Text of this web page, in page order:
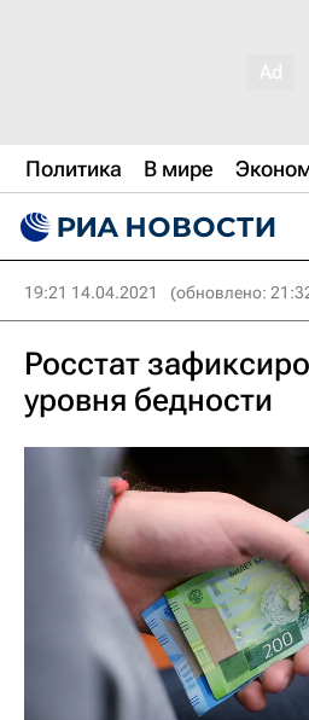
Политика В мире
19:21 14.04.2021 (обновлено:
Росстат
уровня бедности